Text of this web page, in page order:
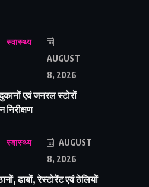
स्वास्थ्य
AUGUST
8, 2026
एवं जनरल स्टोरों
स्वास्थ्य
AUGUST
8, 2026
ढाबों, रेस्टोरेंट एवं ठेलियों